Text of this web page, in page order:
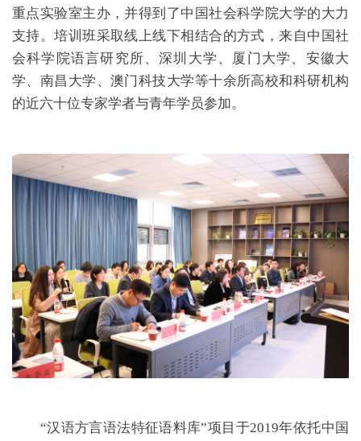
重点实验室主办，并得到了中国社会科学院大学的大力
支持。培训班采取线上线下相结合的方式，来自中国社
会科学院语言研究所、深圳大学、厦门大学、安徽大
学、南昌大学、澳门科技大学等十余所高校和科研机构
的近六十位专家学者与青年学员参加。
“汉语方言语法特征语料库”项目于2019年依托中国